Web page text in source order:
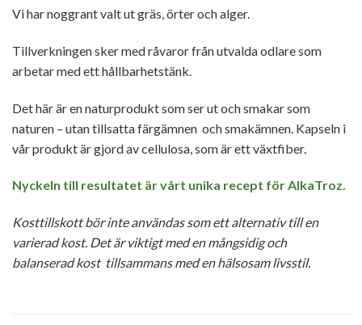
Vi har noggrant valt ut gräs, örter och alger.
Tillverkningen sker med råvaror från utvalda odlare som
arbetar med ett hållbarhetstänk.
Det här är en naturprodukt som ser ut och smakar som
naturen – utan tillsatta färgämnen och smakämnen. Kapseln i
vår produkt är gjord av cellulosa, som är ett växtfiber.
Nyckeln till resultatet är vårt unika recept för AlkaTroz.
Kosttillskott bör inte användas som ett alternativ till en
varierad kost. Det är viktigt med en mångsidig och
balanserad kost tillsammans med en hälsosam livsstil.